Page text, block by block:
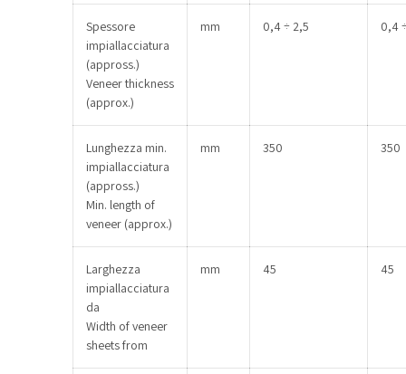
Spessore
impiallacciatura
(appross.)
Veneer thickness
(approx.)
mm 0,4 ÷ 2,5 0,4
Lunghezza min.
impiallacciatura
(appross.)
Min. length of
veneer (approx.)
mm 350 350
Larghezza
impiallacciatura
da
Width of veneer
sheets from
mm 45 45